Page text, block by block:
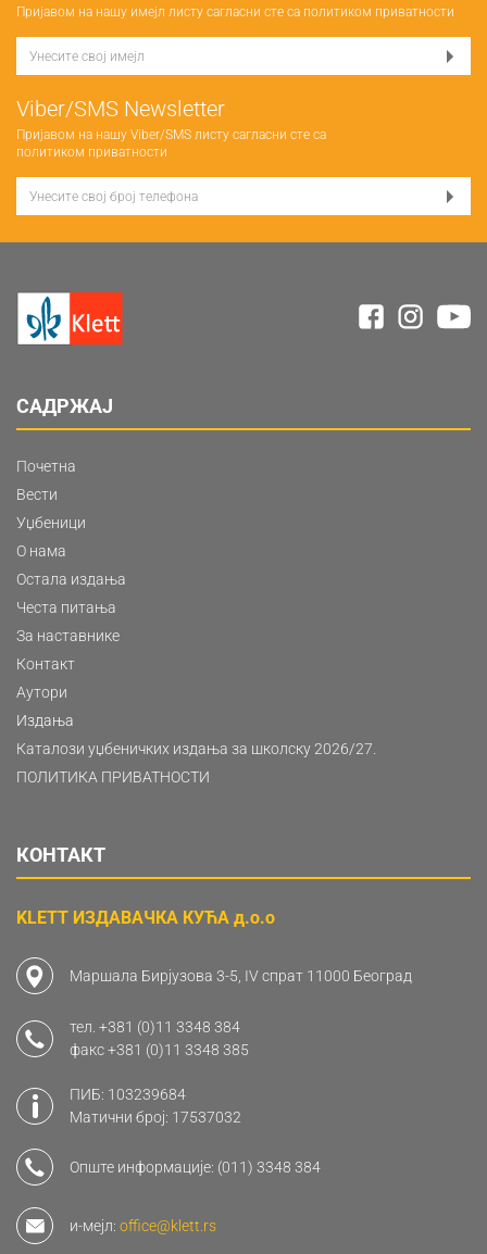
Пријавом на нашу имејл листу сагласни сте са политиком приватности
Viber/SMS Newsletter
Пријавом на нашу Viber/SMS листу сагласни сте са
политиком приватности
САДРЖАЈ
Почетна
Вести
Уџбеници
О нама
Остала издања
Честа питања
За наставнике
Контакт
Аутори
Издања
Каталози уџбеничких издања за школску 2026/27.
ПОЛИТИКА ПРИВАТНОСТИ
КОНТАКТ
KLETT ИЗДАВАЧКА КУЋА д.о.о
Маршала Бирјузова 3-5, IV спрат 11000 Београд
тел. +381 (0)11 3348 384
факс+381 (0)11 3348 385
ПИБ: 103239684
Матични број: 17537032
Опште информације: (011) 3348 384
и-мејл: office@klett.rs